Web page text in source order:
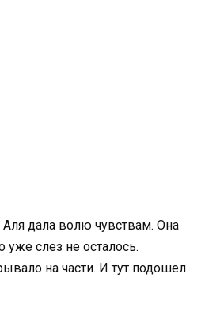
дала волю чувствам. Она
уже слез не осталось.
на части. И тут подошел